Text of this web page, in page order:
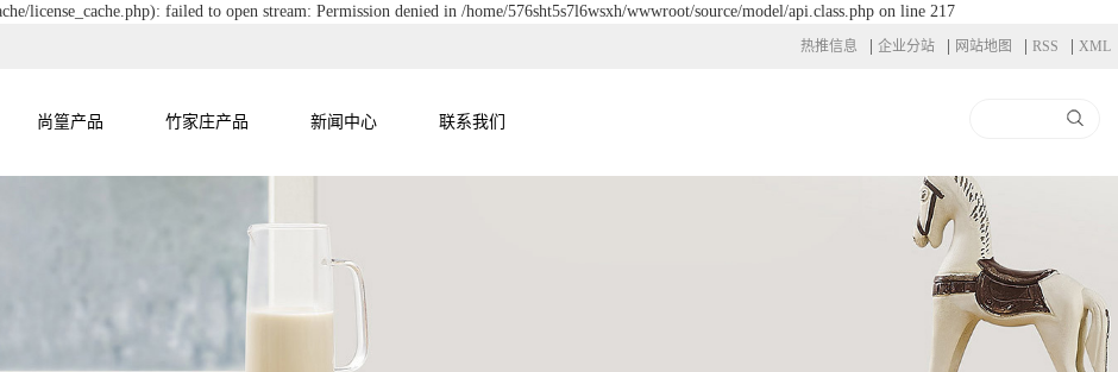
license_cache.php): failed to open stream: Permission denied in /home/576sht5s7l6wsxh/wwwroot/source/model/api.class.php on line 217
热推信息 企业分站 网站地图 RSS XML
尚篁产品 竹家庄产品 新闻中心 联系我们